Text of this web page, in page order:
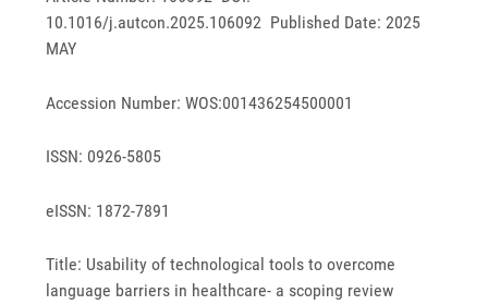
10.1016/j.autcon.2025.106092 Published Date: 2025
MAY
Accession Number: WOS:001436254500001
ISSN: 0926-5805
eISSN: 1872-7891
Title: Usability of technological tools to overcome
language barriers in healthcare- a scoping review